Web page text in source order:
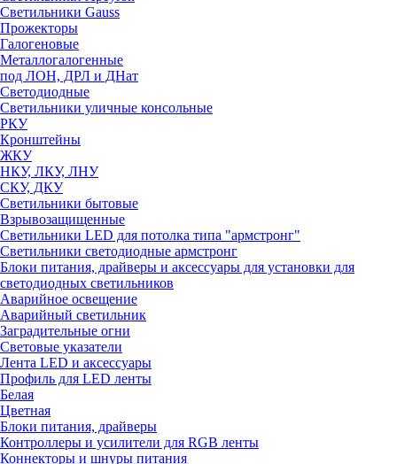
Светильники Gauss
Прожекторы
Галогеновые
Металлогалогенные
под ЛОН, ДРЛ и ДНат
Светодиодные
Светильники уличные консольные
РКУ
Кронштейны
ЖКУ
НКУ, ЛКУ, ЛНУ
СКУ, ДКУ
Светильники бытовые
Взрывозащищенные
Светильники LED для потолка типа "армстронг"
Светильники светодиодные армстронг
Блоки питания, драйверы и аксессуары для установки для
светодиодных светильников
Аварийное освещение
Аварийный светильник
Заградительные огни
Световые указатели
Лента LED и аксессуары
Профиль для LED ленты
Белая
Цветная
Блоки питания, драйверы
Контроллеры и усилители для RGB ленты
Коннекторы и шнуры питания